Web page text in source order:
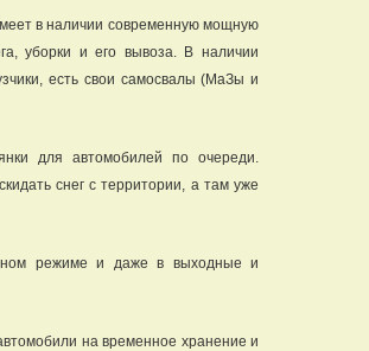
в наличии современную мощную
уборки и его вывоза. В наличии
есть свои самосвалы (МаЗы и
для автомобилей по очереди.
снег с территории, а там уже
режиме и даже в выходные и
на временное хранение и